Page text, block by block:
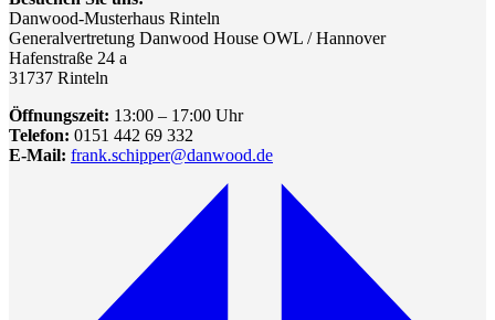
Danwood-Musterhaus Rinteln
Generalvertretung Danwood House OWL / Hannover
Hafenstraße 24 a
31737 Rinteln
Öffnungszeit: 13:00 – 17:00 Uhr
Telefon: 0151 442 69 332
E-Mail: frank.schipper@danwood.de